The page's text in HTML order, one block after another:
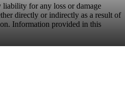
liability for any loss or damage
directly or indirectly as a result of
Information provided in this